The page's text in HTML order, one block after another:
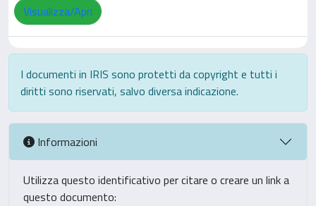
Visualizza/Apri
I documenti in IRIS sono protetti da copyright e tutti i
diritti sono riservati, salvo diversa indicazione.
Informazioni
Utilizza questo identificativo per citare o creare un link a
questo documento: